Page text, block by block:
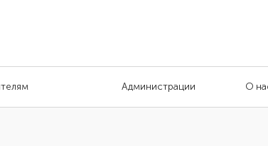
Администрации О